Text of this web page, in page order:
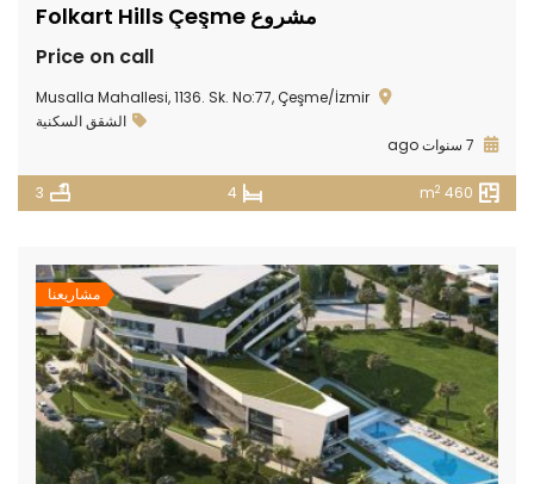
مشروع Folkart Hills Çeşme
Price on call
Musalla Mahallesi, 1136. Sk. No:77, Çeşme/İzmir
الشقق السكنية
460 m
2
4
3
مشاريعنا